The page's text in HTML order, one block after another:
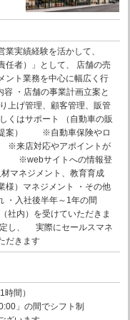
業実績経験を活かして、
任者）」として、 店舗の売
ント業務を中心に幅広く行
・店舗の事業計画立案と
上げ管理、顧客管理、販管
くはサポート （自動車の販
提案） ※自動車保険やロ
来店対応やアポイントが
※webサイトへの情報登
マネジメント、教育育成
様）マネジメント ・その他
・入社後半年～1年の間
内）を受けていただきま
し、 実際にセールスマネ
だきます
間）
」の間でシフト制